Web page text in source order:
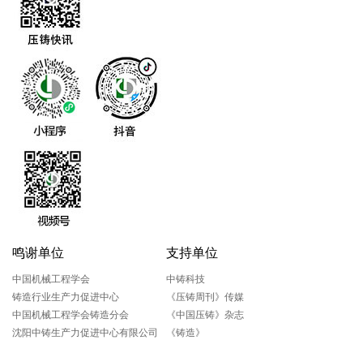
鸣谢单位
中国机械工程学会
铸造行业生产力促进中心
中国机械工程学会铸造分会
沈阳中铸生产力促进中心有限公司
支持单位
中铸科技
《压铸周刊》传媒
《中国压铸》杂志
《铸造》